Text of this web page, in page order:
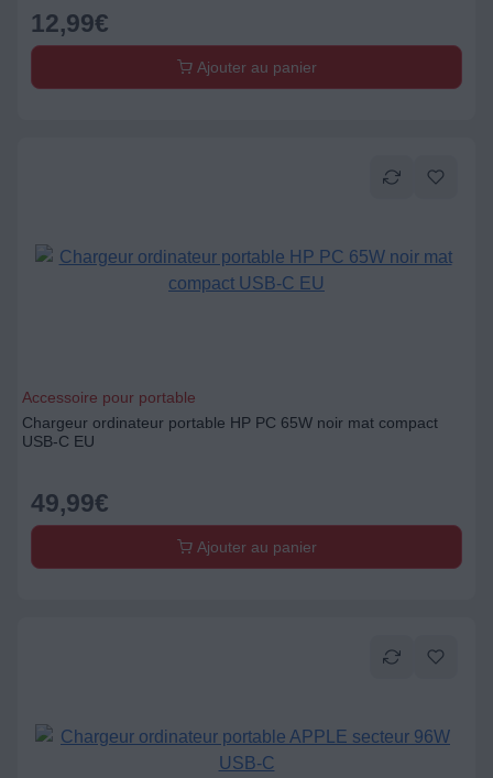
12,99€
Ajouter au panier
Accessoire pour portable
Chargeur ordinateur portable HP PC 65W noir mat compact
USB-C EU
49,99€
Ajouter au panier